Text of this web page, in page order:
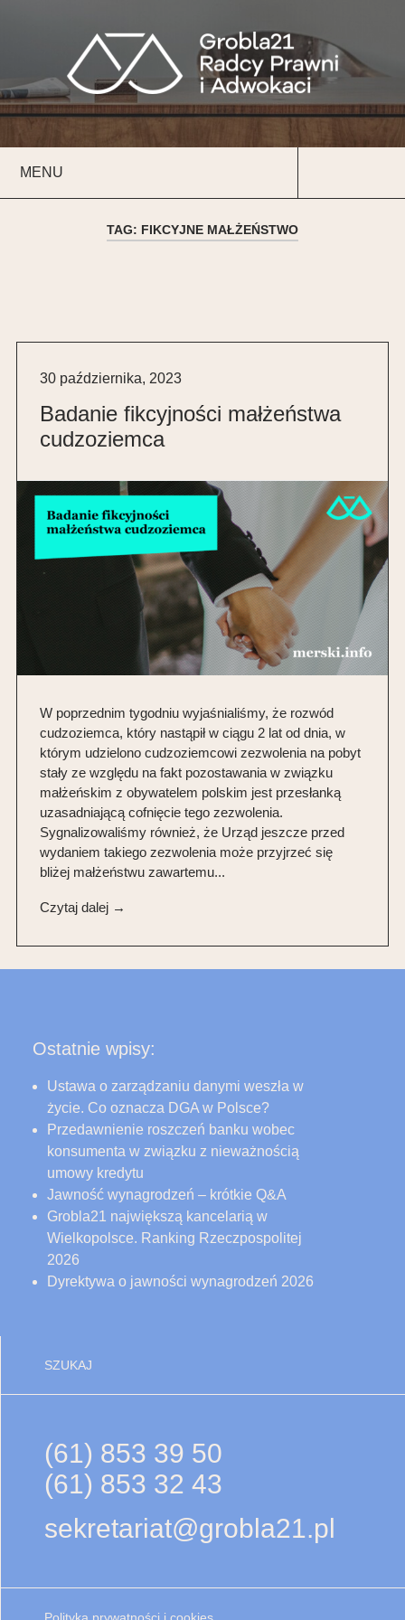
MENU
TAG: FIKCYJNE MAŁŻEŃSTWO
30 października, 2023
Badanie fikcyjności małżeństwa
cudzoziemca
W poprzednim tygodniu wyjaśnialiśmy, że rozwód
cudzoziemca, który nastąpił w ciągu 2 lat od dnia, w
którym udzielono cudzoziemcowi zezwolenia na pobyt
stały ze względu na fakt pozostawania w związku
małżeńskim z obywatelem polskim jest przesłanką
uzasadniającą cofnięcie tego zezwolenia.
Sygnalizowaliśmy również, że Urząd jeszcze przed
wydaniem takiego zezwolenia może przyjrzeć się
bliżej małżeństwu zawartemu...
Czytaj dalej →
Ostatnie wpisy:
Ustawa o zarządzaniu danymi weszła w
życie. Co oznacza DGA w Polsce?
Przedawnienie roszczeń banku wobec
konsumenta w związku z nieważnością
umowy kredytu
Jawność wynagrodzeń – krótkie Q&A
Grobla21 największą kancelarią w
Wielkopolsce. Ranking Rzeczpospolitej
2026
Dyrektywa o jawności wynagrodzeń 2026
SZUKAJ
(61) 853 39 50
(61) 853 32 43
sekretariat@grobla21.pl
Polityka prywatności i cookies